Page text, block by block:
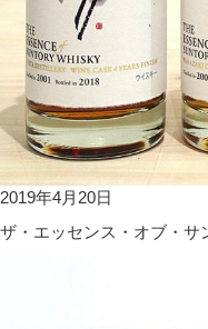
2019年4月20日
ザ・エッセンス・オブ・